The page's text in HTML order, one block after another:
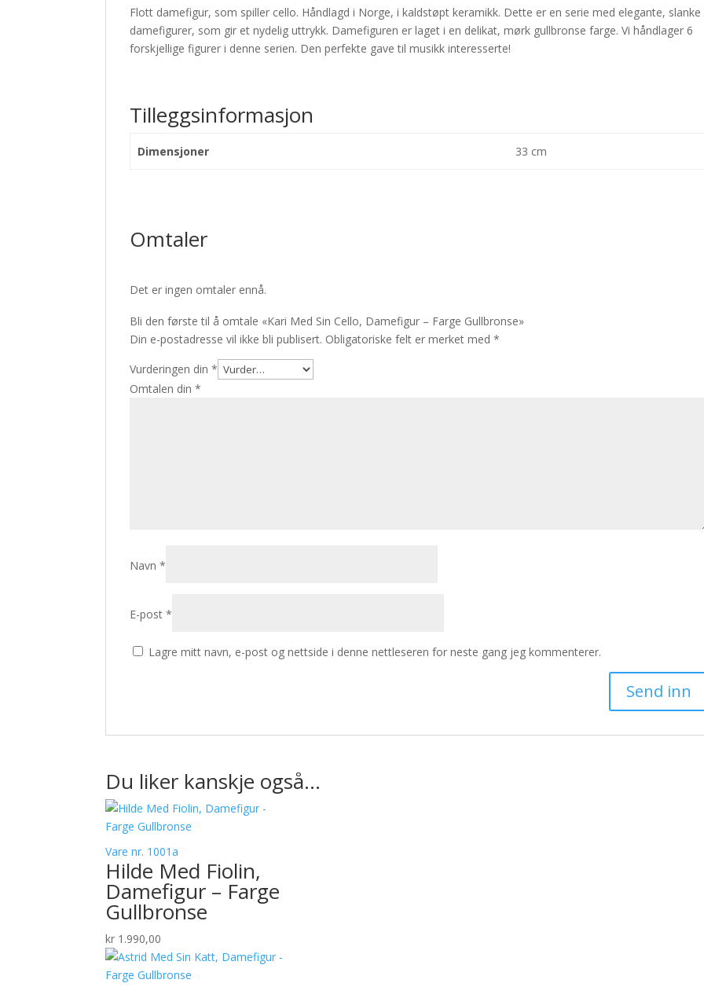
Flott damefigur, som spiller cello. Håndlagd i Norge, i kaldstøpt keramikk. Dette er en serie med elegante, slanke
damefigurer, som gir et nydelig uttrykk. Damefiguren er laget i en delikat, mørk gullbronse farge. Vi håndlager 6
forskjellige figurer i denne serien. Den perfekte gave til musikk interesserte!
Tilleggsinformasjon
Dimensjoner 33 cm
Omtaler
Det er ingen omtaler ennå.
Bli den første til å omtale «Kari Med Sin Cello, Damefigur – Farge Gullbronse»
Din e-postadresse vil ikke bli publisert. Obligatoriske felt er merket med*
Vurderingen din*
Omtalen din*
Navn*
E-post*
Lagre mitt navn, e-post og nettside i denne nettleseren for neste gang jeg kommenterer.
Du liker kanskje også…
Vare nr. 1001a
Hilde Med Fiolin,
Damefigur – Farge
Gullbronse
kr 1.990,00